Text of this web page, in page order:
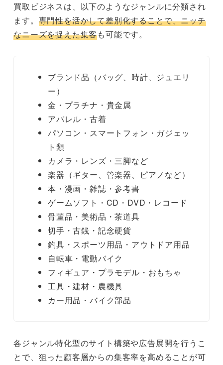
買取ビジネスは、以下のようなジャンルに分類され
ます。 専門性を活かして差別化することで、ニッチ
なニーズを捉えた集客も可能です。
ブランド品（バッグ、時計、ジュエリ
ー）
金・プラチナ・貴金属
アパレル・古着
パソコン・スマートフォン・ガジェッ
ト類
カメラ・レンズ・三脚など
楽器（ギター、管楽器、ピアノなど）
本・漫画・雑誌・参考書
ゲームソフト・CD・DVD・レコード
骨董品・美術品・茶道具
切手・古銭・記念硬貨
釣具・スポーツ用品・アウトドア用品
自転車・電動バイク
フィギュア・プラモデル・おもちゃ
工具・建材・農機具
カー用品・バイク部品
各ジャンル特化型のサイト構築や広告展開を行うこ
とで、狙った顧客層からの集客率を高めることが可